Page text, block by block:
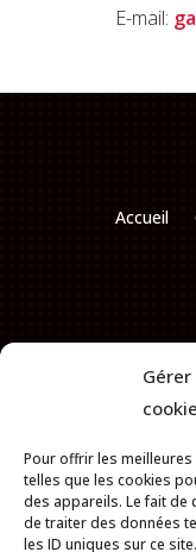
Pour offrir les
telles que les cookies
des appareils. Le fait de
de traiter des données
les ID uniques sur ce
E-mail:
Accueil